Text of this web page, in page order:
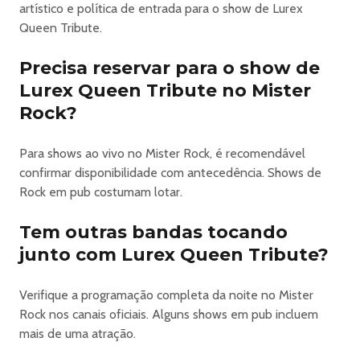
artístico e política de entrada para o show de Lurex
Queen Tribute.
Precisa reservar para o show de
Lurex Queen Tribute no Mister
Rock?
Para shows ao vivo no Mister Rock, é recomendável
confirmar disponibilidade com antecedência. Shows de
Rock em pub costumam lotar.
Tem outras bandas tocando
junto com Lurex Queen Tribute?
Verifique a programação completa da noite no Mister
Rock nos canais oficiais. Alguns shows em pub incluem
mais de uma atração.